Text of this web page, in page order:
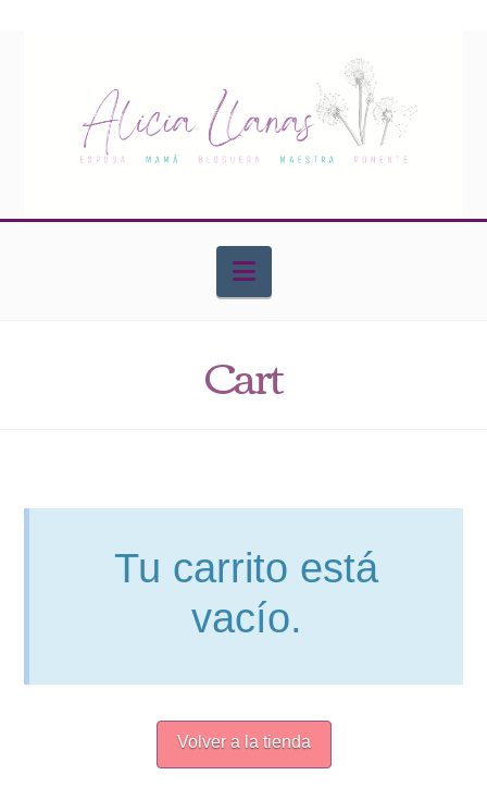
Navigation
Cart
Tu carrito está
vacío.
Volver a la tienda